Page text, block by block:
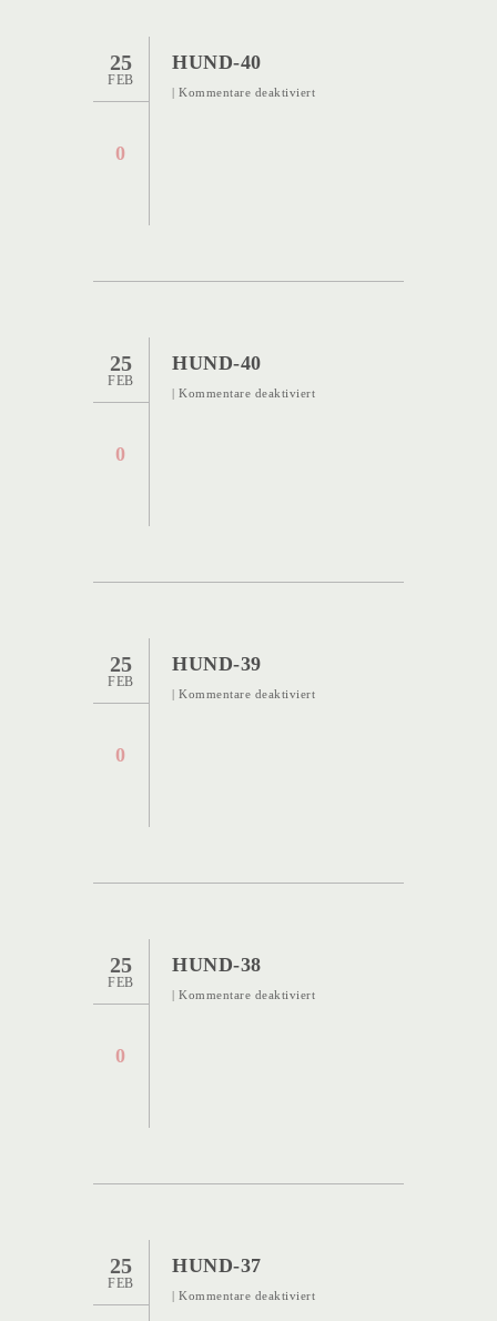
25
FEB
0
HUND-40
| Kommentare deaktiviertfür
25
FEB
0
HUND-40
| Kommentare deaktiviertfür
25
FEB
0
HUND-39
| Kommentare deaktiviertfür
25
FEB
0
HUND-38
| Kommentare deaktiviertfür
25
FEB
HUND-37
| Kommentare deaktiviertfür